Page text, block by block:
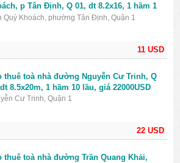
11 USD
p Tân Định, Q 01, dt 8.2x16, 1 hầm 1
lửng 3 lầu sân thượng, giá 11000$
Quý Khoách, phường Tân Định, Quận 1
22 USD
thuê toà nhà đường Nguyễn Cư Trinh, Q
8.5x20m, 1 hầm 10 lầu, giá 22000USD
Cư Trinh, Quận 1
thuê toà nhà đường Trần Quang Khải,